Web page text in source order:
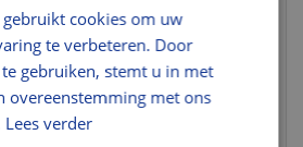
gebruikt cookies om uw
te verbeteren. Door
gebruiken, stemt u in met
overeenstemming met ons
Lees verder